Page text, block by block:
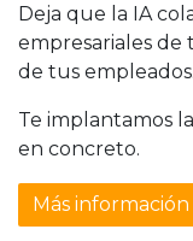
Deja que la IA
empresariales de
de tus empleados.
Te implantamos
en concreto.
Más información